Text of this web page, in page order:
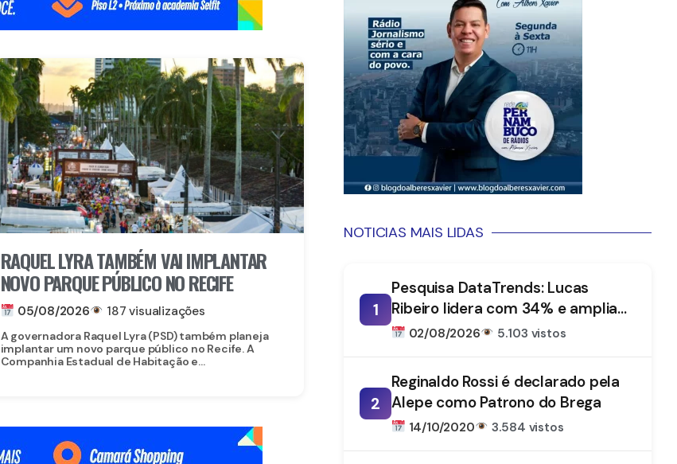
RAQUEL LYRA TAMBÉM VAI IMPLANTAR
NOVO PARQUE PÚBLICO NO RECIFE
05/08/2026 187 visualizações
A governadora Raquel Lyra (PSD) também planeja
implantar um novo parque público no Recife. A
Companhia Estadual de Habitação e...
NOTICIAS MAIS LIDAS
1
Pesquisa DataTrends: Lucas
Ribeiro lidera com 34% e amplia
vantagem na disputa pelo
02/08/2026 5.103 vistos
2
Reginaldo Rossi é declarado pela
Alepe como Patrono do Brega
14/10/2020 3.584 vistos